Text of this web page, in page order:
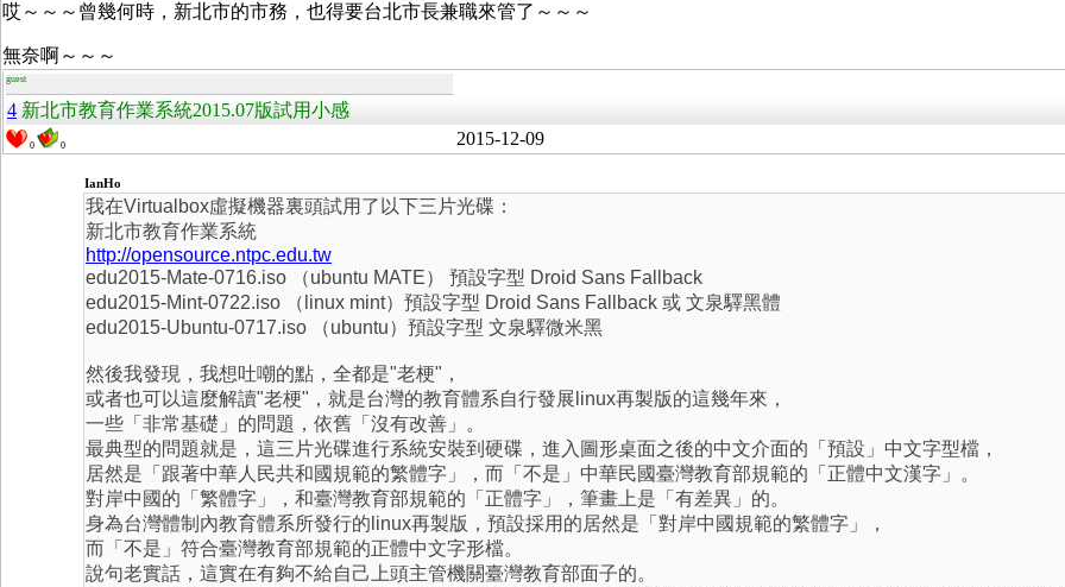
哎～～～曾幾何時，新北市的市務，也得要台北市長兼職來管了～～～
無奈啊～～～
guest
4 新北市教育作業系統2015.07版試用小感
0 0 2015-12-09
IanHo
我在Virtualbox虛擬機器裏頭試用了以下三片光碟：
新北市教育作業系統
http://opensource.ntpc.edu.tw
edu2015-Mate-0716.iso （ubuntu MATE） 預設字型 Droid Sans Fallback
edu2015-Mint-0722.iso （linux mint）預設字型 Droid Sans Fallback 或 文泉驛黑體
edu2015-Ubuntu-0717.iso （ubuntu）預設字型 文泉驛微米黑
然後我發現，我想吐嘲的點，全都是"老梗"，
或者也可以這麼解讀"老梗"，就是台灣的教育體系自行發展linux再製版的這幾年來，
一些「非常基礎」的問題，依舊「沒有改善」。
最典型的問題就是，這三片光碟進行系統安裝到硬碟，進入圖形桌面之後的中文介面的「預設」中文字型檔，
居然是「跟著中華人民共和國規範的繁體字」，而「不是」中華民國臺灣教育部規範的「正體中文漢字」。
對岸中國的「繁體字」，和臺灣教育部規範的「正體字」，筆畫上是「有差異」的。
身為台灣體制內教育體系所發行的linux再製版，預設採用的居然是「對岸中國規範的繁體字」，
而「不是」符合臺灣教育部規範的正體中文字形檔。
說句老實話，這實在有夠不給自己上頭主管機關臺灣教育部面子的。